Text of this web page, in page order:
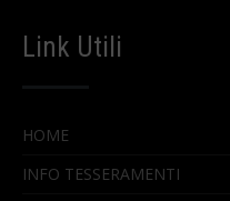
Link Utili
HOME
INFO TESSERAMENTI